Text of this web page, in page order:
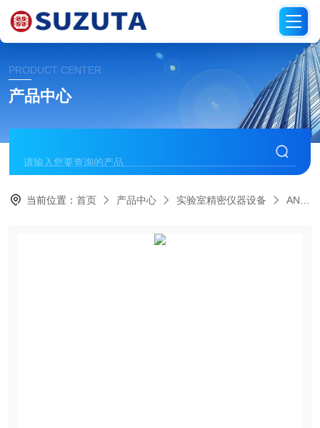
PRODUCT CENTER
产品中心
当前位置：首页 产品中心 实验室精密仪器设备 AND爱安德